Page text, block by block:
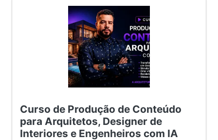
Curso de Produção de Conteúdo
para Arquitetos, Designer de
Interiores e Engenheiros com IA